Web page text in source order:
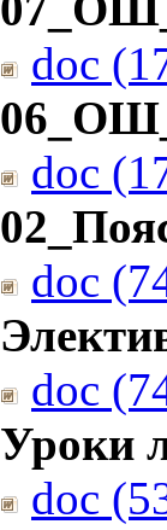
doc
doc
doc
doc
Уроки
doc